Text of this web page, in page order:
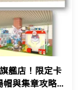
艦店！限定卡
帽與集章攻略